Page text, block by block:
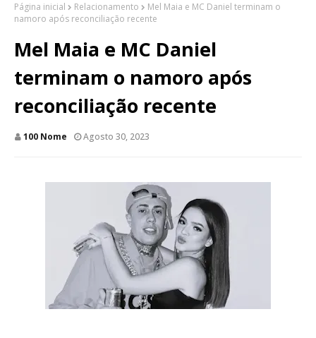
Página inicial Relacionamento
Mel Maia e MC Daniel terminam o
namoro após reconciliação recente
Mel Maia e MC Daniel
terminam o namoro após
reconciliação recente
100 Nome Agosto 30, 2023